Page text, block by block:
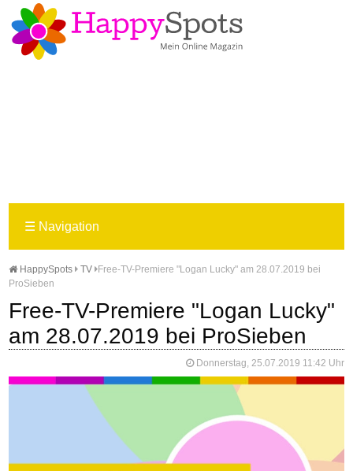
☰ Navigation
HappySpots TV
Free-TV-Premiere "Logan Lucky" am 28.07.2019 bei
ProSieben
Free-TV-Premiere "Logan Lucky"
am 28.07.2019 bei ProSieben
Donnerstag, 25.07.2019 11:42 Uhr